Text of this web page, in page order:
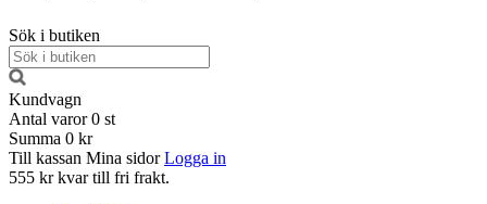
Sök i butiken
Kundvagn
Antal varor 0 st
Summa 0 kr
Till kassan Mina sidor Logga in
555 kr kvar till fri frakt.